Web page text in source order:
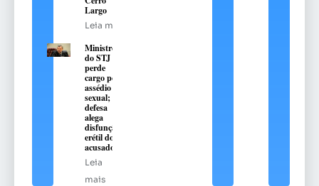
Largo
Leia mais
Ministro
do STJ
perde
cargo por
assédio
sexual;
defesa
alega
disfunção
erétil do
acusado
Leia
mais